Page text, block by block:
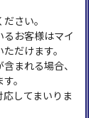
さい。
お客様はマイ
だけます。
まれる場合、
。
してまいりま